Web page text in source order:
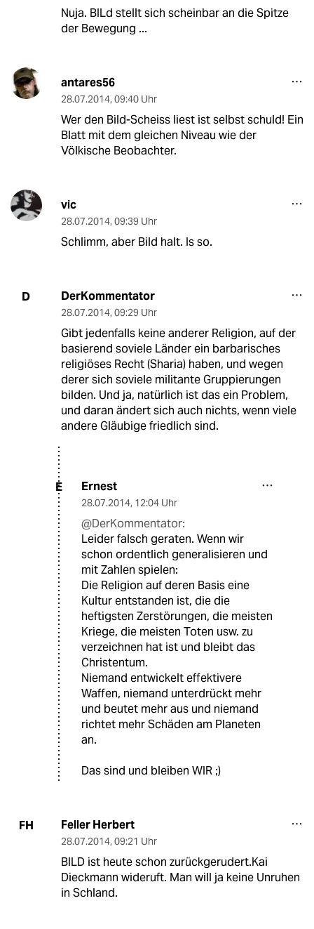
Nuja. BILd stellt sich scheinbar an die Spitze
der Bewegung ...
antares56
28.07.2014, 09:40 Uhr
Wer den Bild-Scheiss liest ist selbst schuld! Ein
Blatt mit dem gleichen Niveau wie der
Völkische Beobachter.
vic
28.07.2014, 09:39 Uhr
Schlimm, aber Bild halt. Is so.
D DerKommentator
28.07.2014, 09:29 Uhr
Gibt jedenfalls keine anderer Religion, auf der
basierend soviele Länder ein barbarisches
religiöses Recht (Sharia) haben, und wegen
derer sich soviele militante Gruppierungen
bilden. Und ja, natürlich ist das ein Problem,
und daran ändert sich auch nichts, wenn viele
andere Gläubige friedlich sind.
E Ernest
28.07.2014, 12:04 Uhr
@DerKommentator:
Leider falsch geraten. Wenn wir
schon ordentlich generalisieren und
mit Zahlen spielen:
Die Religion auf deren Basis eine
Kultur entstanden ist, die die
heftigsten Zerstörungen, die meisten
Kriege, die meisten Toten usw. zu
verzeichnen hat ist und bleibt das
Christentum.
Niemand entwickelt effektivere
Waffen, niemand unterdrückt mehr
und beutet mehr aus und niemand
richtet mehr Schäden am Planeten
an.
Das sind und bleiben WIR ;)
FH Feller Herbert
28.07.2014, 09:21 Uhr
BILD ist heute schon zurückgerudert.Kai
Dieckmann wideruft. Man will ja keine Unruhen
in Schland.